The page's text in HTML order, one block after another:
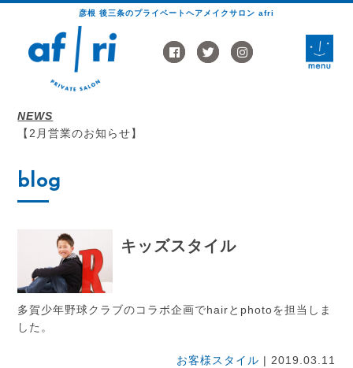
彦根 後三条のプライベートヘアメイクサロン afri
NEWS
【2月営業のお知らせ】
toggle
blog
キッズスタイル
多賀少年野球クラブのコラボ企画でhairとphotoを担当しま
した。
お客様スタイル | 2019.03.11